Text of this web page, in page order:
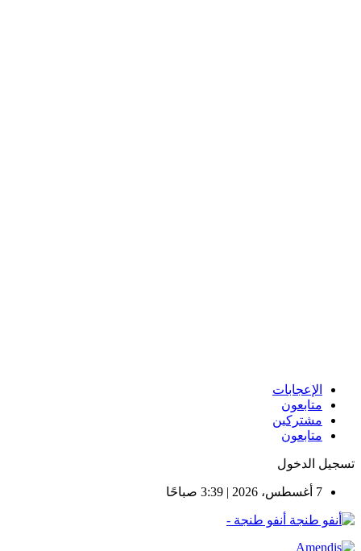
الإعجابات
متابعون
مشتركين
متابعون
تسجيل الدخول
7 أغسطس، 2026 | 3:39 صباحًا
أنفو طنجة -